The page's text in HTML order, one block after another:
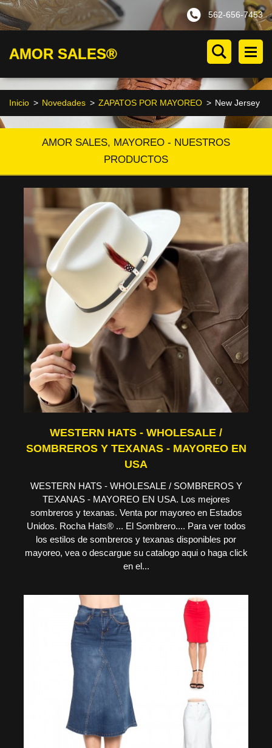
562-656-7453
AMOR SALES®
Inicio > Novedades > ZAPATOS POR MAYOREO > New Jersey
AMOR SALES, MAYOREO - NUESTROS
PRODUCTOS
WESTERN HATS - WHOLESALE /
SOMBREROS Y TEXANAS - MAYOREO EN
USA
WESTERN HATS - WHOLESALE / SOMBREROS Y
TEXANAS - MAYOREO EN USA. Los mejores
sombreros y texanas. Venta por mayoreo en Estados
Unidos. Rocha Hats® ... El Sombrero.... Para ver todos
los estilos de sombreros y texanas disponibles por
mayoreo, vea o descargue su catalogo aqui o haga click
en el...